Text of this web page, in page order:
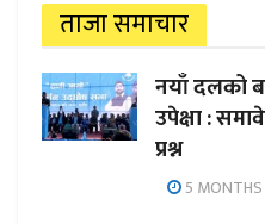
ताजा समाचार
नयाँ दलको
उपेक्षा :
प्रश्न
5